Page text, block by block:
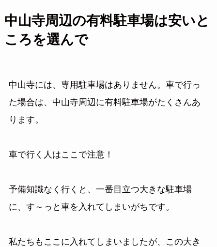
中山寺周辺の有料駐車場は安いと
ころを選んで
中山寺には、専用駐車場はありません。車で行っ
た場合は、中山寺周辺に有料駐車場がたくさんあ
ります。
車で行く人はここで注意！
予備知識なく行くと、一番目立つ大きな駐車場
に、す～っと車を入れてしまいがちです。
私たちもここに入れてしまいましたが、この大き